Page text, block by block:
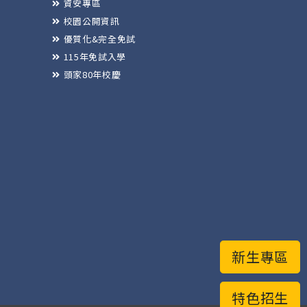
特色招生
新生專區
資安專區
校園公開資訊
優質化&完全免試
115年免試入學
頭家80年校慶